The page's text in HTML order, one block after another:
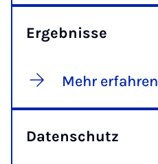
Ergebnisse
Mehr erfahren
Datenschutz